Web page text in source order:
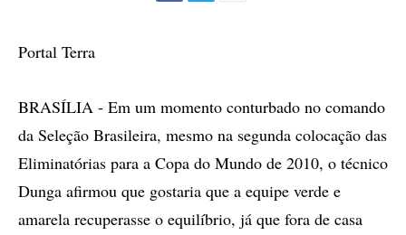
Portal Terra
BRASÍLIA - Em um momento conturbado no comando
da Seleção Brasileira, mesmo na segunda colocação das
Eliminatórias para a Copa do Mundo de 2010, o técnico
Dunga afirmou que gostaria que a equipe verde e
amarela recuperasse o equilíbrio, já que fora de casa